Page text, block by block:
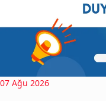
07 Ağu 2026